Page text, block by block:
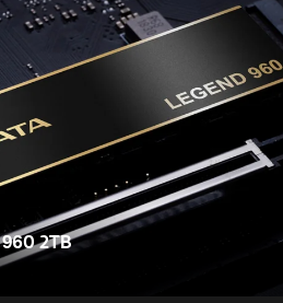
2TB